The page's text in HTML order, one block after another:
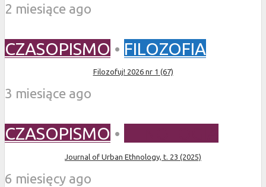
2 miesiące ago
CZASOPISMO • FILOZOFIA
Filozofuj! 2026 nr 1 (67)
3 miesiące ago
CZASOPISMO •
Journal of Urban Ethnology, t. 23 (2025)
6 miesięcy ago